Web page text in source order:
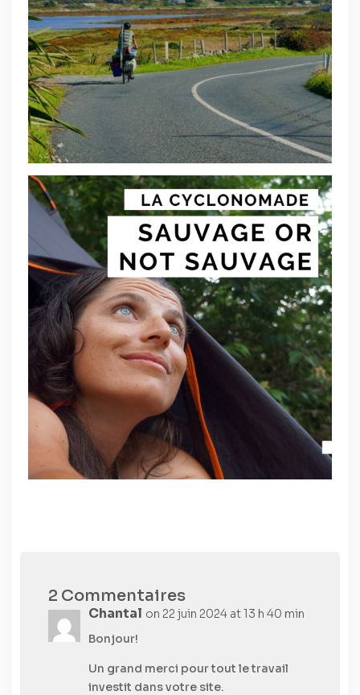
2 Commentaires
Chantal on 22 juin 2024 at 13 h 40 min
Bonjour!
Un grand merci pour tout le travail
investit dans votre site.